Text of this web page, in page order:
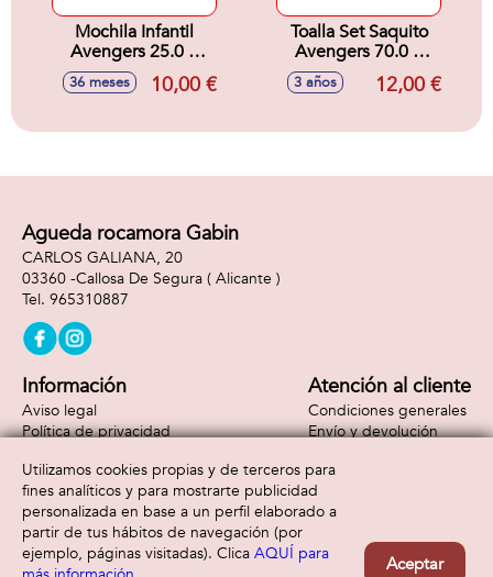
Mochila Infantil
Avengers 25.0 X
30.0 X 12.0 Cm
36 meses 10,00 €
Toalla Set Saquito
Avengers 70.0 X
140.0 X 1.0 Cm
3 años 12,00 €
Agueda rocamora Gabin
CARLOS GALIANA, 20
03360 -Callosa De Segura ( Alicante )
965310887
Información
Aviso legal
Política de privacidad
Atención al cliente
Condiciones generales
Envío y devolución
Formas de pago
Utilizamos cookies propias y de terceros para
fines analíticos y para mostrarte publicidad
personalizada en base a un perfil elaborado a
partir de tus hábitos de navegación (por
ejemplo, páginas visitadas). Clica AQUÍ para
Aceptar